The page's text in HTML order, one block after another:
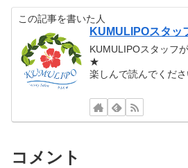
この記事を書いた人
KUMULIPOスタッ
KUMULIPOスタッフ
★
楽しんで読んでくだ
コメント